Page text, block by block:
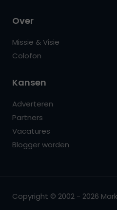
Over
Missie & Visie
Colofon
Kansen
Adverteren
Partners
Vacatures
Blogger worden
Copyright © 2002 - 2026